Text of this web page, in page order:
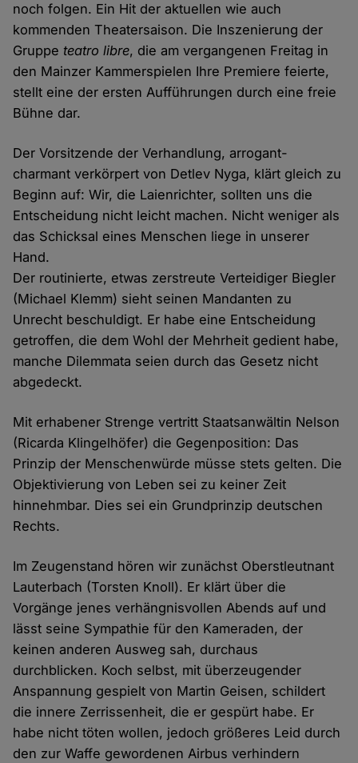
noch folgen. Ein Hit der aktuellen wie auch
kommenden Theatersaison. Die Inszenierung der
Gruppe teatro libre, die am vergangenen Freitag in
den Mainzer Kammerspielen Ihre Premiere feierte,
stellt eine der ersten Aufführungen durch eine freie
Bühne dar.
Der Vorsitzende der Verhandlung, arrogant-
charmant verkörpert von Detlev Nyga, klärt gleich zu
Beginn auf: Wir, die Laienrichter, sollten uns die
Entscheidung nicht leicht machen. Nicht weniger als
das Schicksal eines Menschen liege in unserer
Hand.
Der routinierte, etwas zerstreute Verteidiger Biegler
(Michael Klemm) sieht seinen Mandanten zu
Unrecht beschuldigt. Er habe eine Entscheidung
getroffen, die dem Wohl der Mehrheit gedient habe,
manche Dilemmata seien durch das Gesetz nicht
abgedeckt.
Mit erhabener Strenge vertritt Staatsanwältin Nelson
(Ricarda Klingelhöfer) die Gegenposition: Das
Prinzip der Menschenwürde müsse stets gelten. Die
Objektivierung von Leben sei zu keiner Zeit
hinnehmbar. Dies sei ein Grundprinzip deutschen
Rechts.
Im Zeugenstand hören wir zunächst Oberstleutnant
Lauterbach (Torsten Knoll). Er klärt über die
Vorgänge jenes verhängnisvollen Abends auf und
lässt seine Sympathie für den Kameraden, der
keinen anderen Ausweg sah, durchaus
durchblicken. Koch selbst, mit überzeugender
Anspannung gespielt von Martin Geisen, schildert
die innere Zerrissenheit, die er gespürt habe. Er
habe nicht töten wollen, jedoch größeres Leid durch
den zur Waffe gewordenen Airbus verhindern